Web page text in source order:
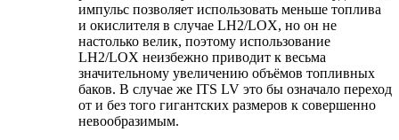
импульс позволяет использовать меньше топлива
и окислителя в случае LH2/LOX, но он не
настолько велик, поэтому использование
LH2/LOX неизбежно приводит к весьма
значительному увеличению объёмов топливных
баков. В случае же ITS LV это бы означало переход
от и без того гигантских размеров к совершенно
невообразимым.